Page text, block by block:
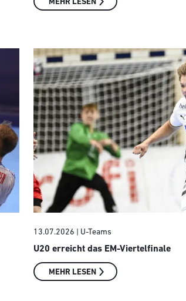
MEHR LESEN
13.07.2026 | U-Teams
U20 erreicht das EM-Viertelfinale
MEHR LESEN